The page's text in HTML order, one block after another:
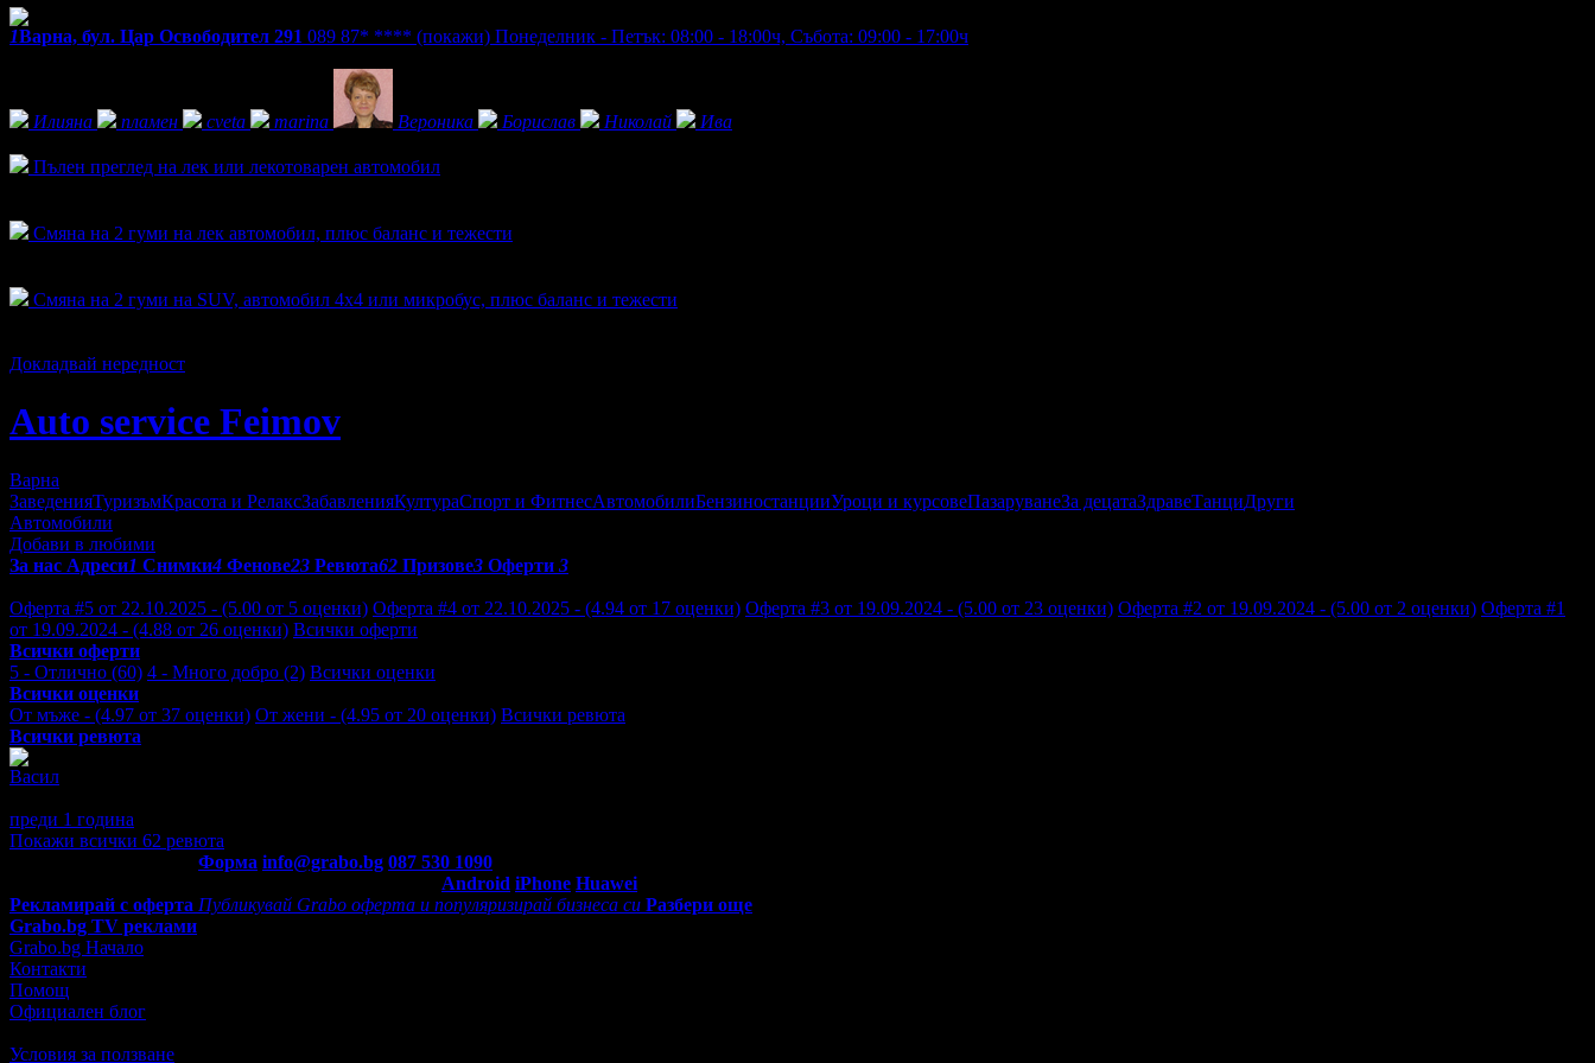
1Варна, бул. Цар Освободител 291 089 87* **** (покажи) Понеделник - Петък: 08:00 - 18:00ч, Събота: 09:00 - 17:00ч
Илияна пламен cveta marina Вероника Борислав Николай
Ива
Пълен преглед на лек или лекотоварен автомобил
Смяна на 2 гуми на лек автомобил, плюс баланс и тежести
Смяна на 2 гуми на SUV, автомобил 4x4 или микробус, плюс баланс и тежести
Докладвай нередност
Auto service Feimov
Варна
ЗаведенияТуризъмКрасота и РелаксЗабавленияКултураСпорт и ФитнесАвтомобилиБензиностанцииУроци и курсовеПазаруванеЗа децатаЗдравеТанциДруги
Автомобили
Добави в любими
За нас Адреси1 Снимки4 Фенове23 Ревюта62 Призове3 Оферти 3
Оферта #5 от 22.10.2025 - (5.00 от 5 оценки) Оферта #4 от 22.10.2025 - (4.94 от 17 оценки) Оферта #3 от 19.09.2024 - (5.00 от 23 оценки) Оферта #2 от 19.09.2024 - (5.00 от 2 оценки) Оферта #1
от 19.09.2024 - (4.88 от 26 оценки) Всички оферти
Всички оферти
5 - Отлично (60) 4 - Много добро (2) Всички оценки
Всички оценки
От мъже - (4.97 от 37 оценки) От жени - (4.95 от 20 оценки) Всички ревюта
Всички ревюта
Васил
преди 1 година
Покажи всички 62 ревюта
Форма info@grabo.bg 087 530 1090
Android iPhone Huawei
Рекламирай с оферта Публикувай Grabo оферта и популяризирай бизнеса си Разбери още
Grabo.bg TV реклами
Grabo.bg Начало
Контакти
Помощ
Официален блог
Условия за ползване